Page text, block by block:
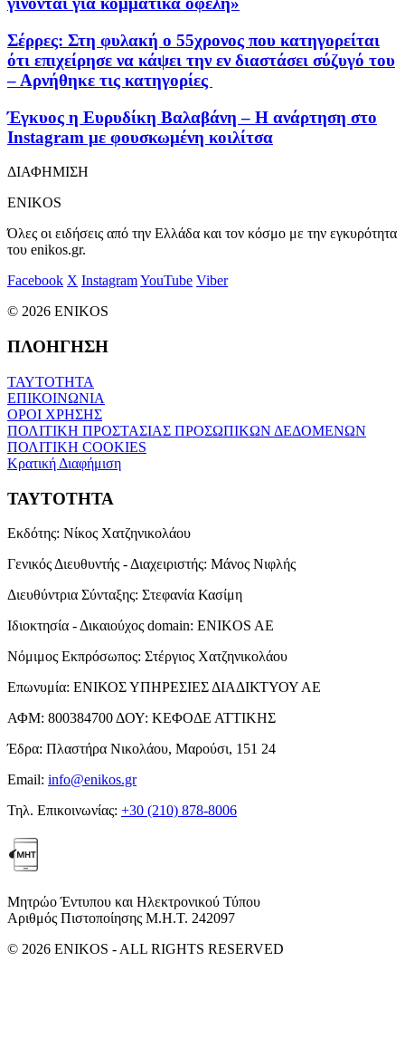
Σέρρες: Στη φυλακή ο 55χρονος που κατηγορείται
ότι επιχείρησε να κάψει την εν διαστάσει σύζυγό του
– Αρνήθηκε τις κατηγορίες
Έγκυος η Ευρυδίκη Βαλαβάνη – Η ανάρτηση στο
Instagram με φουσκωμένη κοιλίτσα
ΔΙΑΦΗΜΙΣΗ
ENIKOS
Όλες οι ειδήσεις από την Ελλάδα και τον κόσμο με την εγκυρότητα
του enikos.gr.
Facebook X InstagramYouTube Viber
© 2026 ENIKOS
ΠΛΟΗΓΗΣΗ
ΤΑΥΤΟΤΗΤΑ
ΕΠΙΚΟΙΝΩΝΙΑ
ΟΡΟΙ ΧΡΗΣΗΣ
ΠΟΛΙΤΙΚΗ ΠΡΟΣΤΑΣΙΑΣ ΠΡΟΣΩΠΙΚΩΝ ΔΕΔΟΜΕΝΩΝ
ΠΟΛΙΤΙΚΗ COOKIES
Κρατική Διαφήμιση
ΤΑΥΤΟΤΗΤΑ
Εκδότης: Νίκος Χατζηνικολάου
Γενικός Διευθυντής - Διαχειριστής: Μάνος Νιφλής
Διευθύντρια Σύνταξης: Στεφανία Κασίμη
Ιδιοκτησία - Δικαιούχος domain: ENIKOS AE
Νόμιμος Εκπρόσωπος: Στέργιος Χατζηνικολάου
Επωνυμία: ΕΝΙΚΟΣ ΥΠΗΡΕΣΙΕΣ ΔΙΑΔΙΚΤΥΟΥ ΑΕ
ΑΦΜ: 800384700 ΔΟΥ: ΚΕΦΟΔΕ ΑΤΤΙΚΗΣ
Έδρα: Πλαστήρα Νικολάου, Μαρούσι, 151 24
Email: info@enikos.gr
Τηλ. Επικοινωνίας: +30 (210) 878-8006
Μητρώο Έντυπου και Ηλεκτρονικού Τύπου
Αριθμός Πιστοποίησης Μ.Η.Τ. 242097
© 2026 ENIKOS - ALL RIGHTS RESERVED